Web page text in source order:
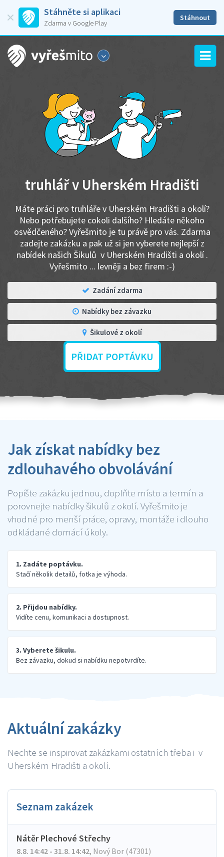
Stáhněte si aplikaci
Zdarma v Google Play
Stáhnout
truhlář v Uherském Hradišti
Máte práci pro truhláře v Uherském Hradišti a okolí?
Nebo potřebujete cokoli dalšího? Hledáte někoho
osvědčeného? Vyřešmito je tu právě pro vás. Zdarma
zadejte zakázku a pak už si jen vyberete nejlepší z
nabídek našich Šikulů v Uherském Hradišti a okolí .
Vyřešmito ... levněji a bez firem :-)
Zadání zdarma
Nabídky bez závazku
Šikulové z okolí
PŘIDAT POPTÁVKU
Jak získat nabídky bez
zdlouhavého obvolávání
Popište zakázku jednou, doplňte místo a termín a
porovnejte nabídky šikulů z okolí. Vyřešmito je
vhodné pro menší práce, opravy, montáže i dlouho
odkládané domácí úkoly.
1. Zadáte poptávku.
Stačí několik detailů, fotka je výhoda.
2. Přijdou nabídky.
Vidíte cenu, komunikaci a dostupnost.
3. Vyberete šikulu.
Bez závazku, dokud si nabídku nepotvrdíte.
Aktuální zakázky
Nechte se inspirovat zakázkami ostatních třeba i v
Uherském Hradišti a okolí.
Seznam zakázek
Nátěr Plechové Střechy
8.8. 14:42 - 31.8. 14:42, Nový Bor (47301)